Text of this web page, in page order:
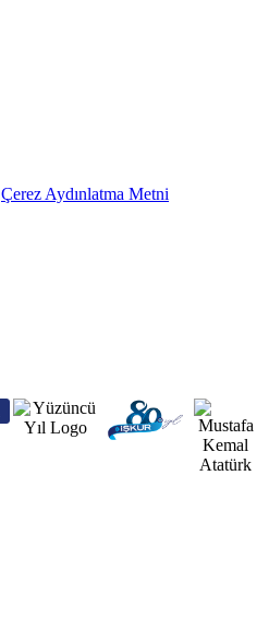
Çerez Aydınlatma Metni